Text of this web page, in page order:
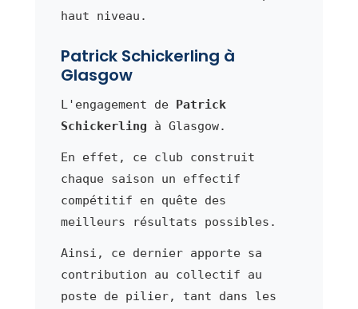
haut niveau.
Patrick Schickerling à
Glasgow
L'engagement de Patrick
Schickerling à Glasgow.
En effet, ce club construit
chaque saison un effectif
compétitif en quête des
meilleurs résultats possibles.
Ainsi, ce dernier apporte sa
contribution au collectif au
poste de pilier, tant dans les